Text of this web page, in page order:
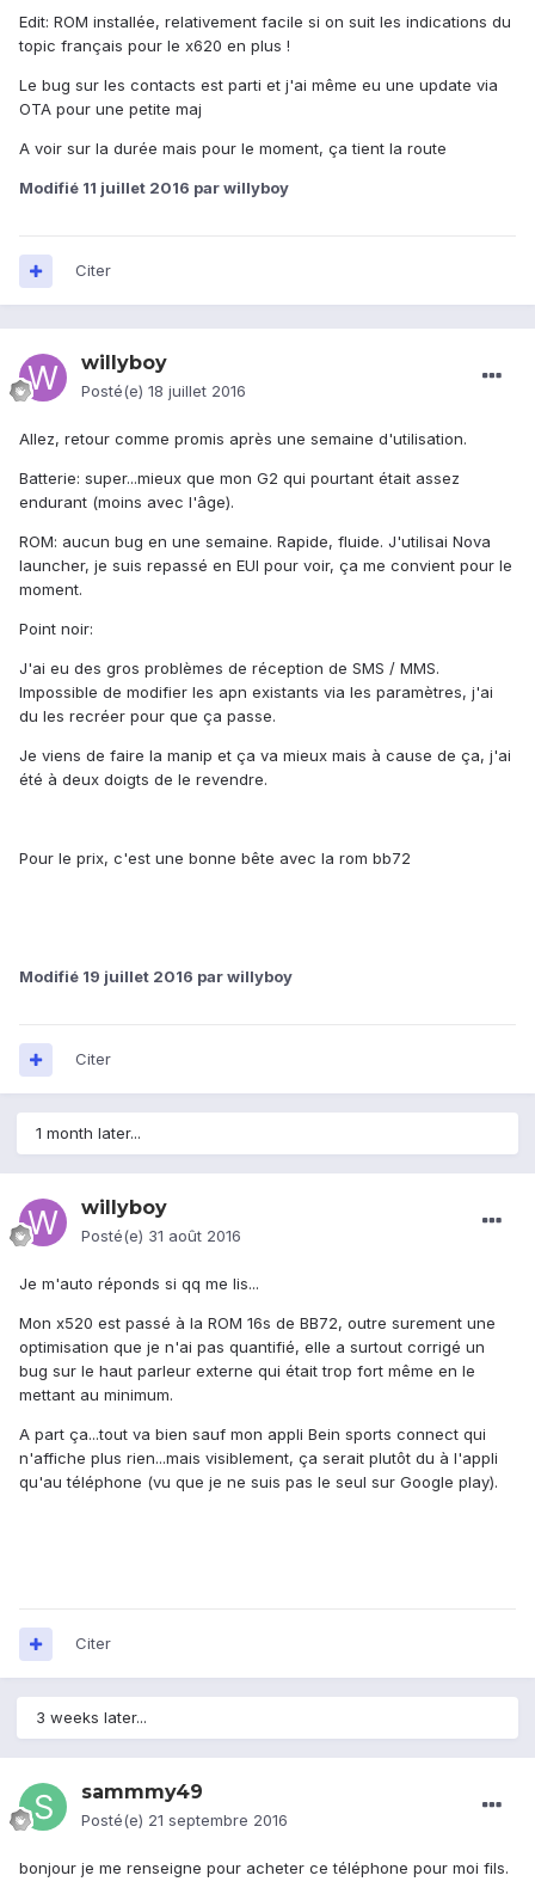
Edit: ROM installée, relativement facile si on suit les indications du
topic français pour le x620 en plus !
Le bug sur les contacts est parti et j'ai même eu une update via
OTA pour une petite maj
A voir sur la durée mais pour le moment, ça tient la route
Modifié 11 juillet 2016 par willyboy
Citer
willyboy
Posté(e) 18 juillet 2016
Allez, retour comme promis après une semaine d'utilisation.
Batterie: super...mieux que mon G2 qui pourtant était assez
endurant (moins avec l'âge).
ROM: aucun bug en une semaine. Rapide, fluide. J'utilisai Nova
launcher, je suis repassé en EUI pour voir, ça me convient pour le
moment.
Point noir:
J'ai eu des gros problèmes de réception de SMS / MMS.
Impossible de modifier les apn existants via les paramètres, j'ai
du les recréer pour que ça passe.
Je viens de faire la manip et ça va mieux mais à cause de ça, j'ai
été à deux doigts de le revendre.
Pour le prix, c'est une bonne bête avec la rom bb72
Modifié 19 juillet 2016 par willyboy
Citer
1 month later...
willyboy
Posté(e) 31 août 2016
Je m'auto réponds si qq me lis...
Mon x520 est passé à la ROM 16s de BB72, outre surement une
optimisation que je n'ai pas quantifié, elle a surtout corrigé un
bug sur le haut parleur externe qui était trop fort même en le
mettant au minimum.
A part ça...tout va bien sauf mon appli Bein sports connect qui
n'affiche plus rien...mais visiblement, ça serait plutôt du à l'appli
qu'au téléphone (vu que je ne suis pas le seul sur Google play).
Citer
3 weeks later...
sammmy49
Posté(e) 21 septembre 2016
bonjour je me renseigne pour acheter ce téléphone pour moi fils.